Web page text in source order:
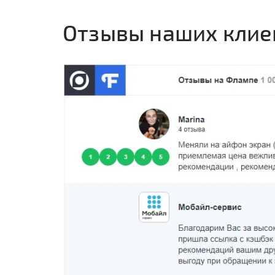
Отзывы наших